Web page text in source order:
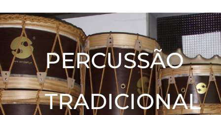
PERCUSSÃO
TRADICIONAL